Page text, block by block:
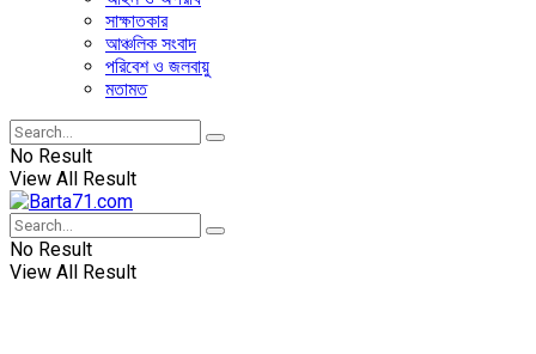
সাক্ষাতকার
আঞ্চলিক সংবাদ
পরিবেশ ও জলবায়ু
মতামত
No Result
View All Result
No Result
View All Result